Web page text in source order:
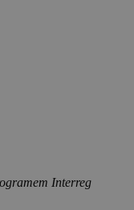
Interreg